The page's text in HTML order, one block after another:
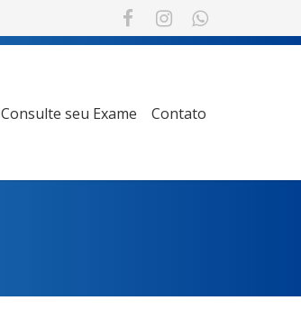
Consulte seu Exame Contato